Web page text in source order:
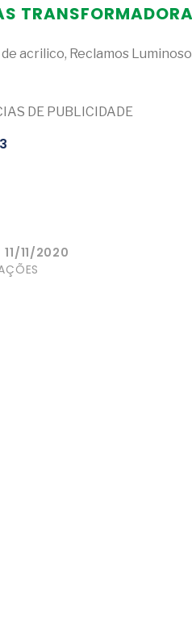
acrilico, Reclamos
DE PUBLICIDADE
11/11/2020